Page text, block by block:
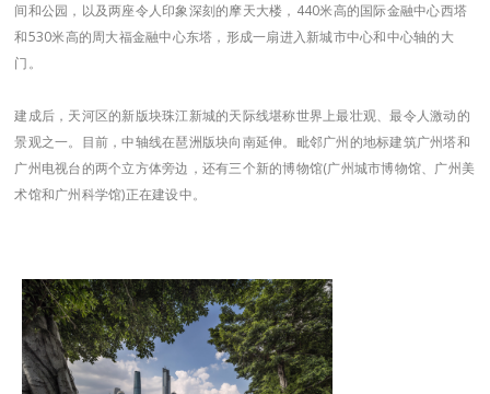
间和公园，以及两座令人印象深刻的摩天大楼，440米高的国际金融中心西塔
和530米高的周大福金融中心东塔，形成一扇进入新城市中心和中心轴的大
门。
建成后，天河区的新版块珠江新城的天际线堪称世界上最壮观、最令人激动的
景观之一。目前，中轴线在琶洲版块向南延伸。毗邻广州的地标建筑广州塔和
广州电视台的两个立方体旁边，还有三个新的博物馆(广州城市博物馆、广州美
术馆和广州科学馆)正在建设中。